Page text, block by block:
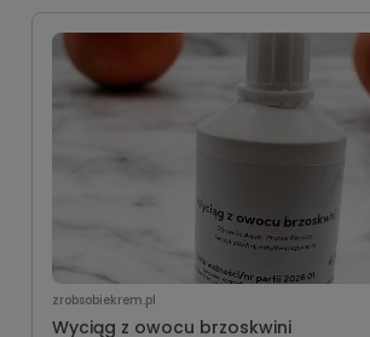
zrobsobiekrem.pl
Wyciąg z owocu brzoskwini